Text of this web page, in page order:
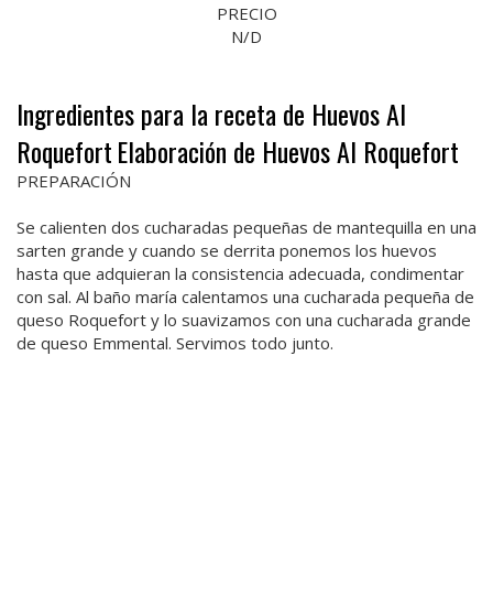
PRECIO
N/D
Ingredientes para la receta de Huevos Al
RoquefortElaboración de Huevos Al Roquefort
PREPARACIÓN
Se calienten dos cucharadas pequeñas de mantequilla en una
sarten grande y cuando se derrita ponemos los huevos
hasta que adquieran la consistencia adecuada, condimentar
con sal. Al baño maría calentamos una cucharada pequeña de
queso Roquefort y lo suavizamos con una cucharada grande
de queso Emmental. Servimos todo junto.